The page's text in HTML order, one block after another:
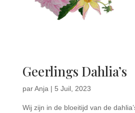
Geerlings Dahlia’s
parAnja | 5 Juil, 2023
Wij zijn in de bloeitijd van de